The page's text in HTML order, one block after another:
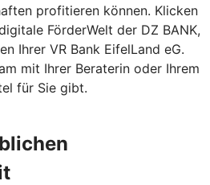
profitieren können. Klicken
FörderWelt der DZ BANK,
Ihrer VR Bank EifelLand eG.
mit Ihrer Beraterin oder Ihrem
für Sie gibt.